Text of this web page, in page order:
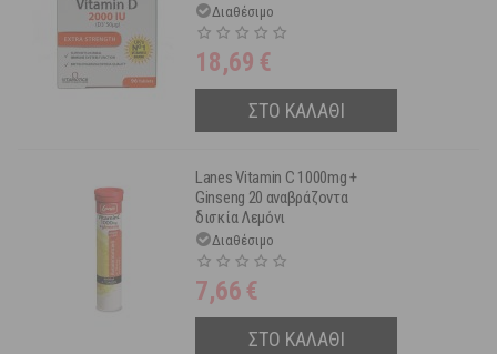
Διαθέσιμο
18,69 €
ΣΤΟ ΚΑΛΑΘΙ
Lanes Vitamin C 1000mg +
Ginseng 20 αναβράζοντα
δισκία Λεμόνι
Διαθέσιμο
7,66 €
ΣΤΟ ΚΑΛΑΘΙ